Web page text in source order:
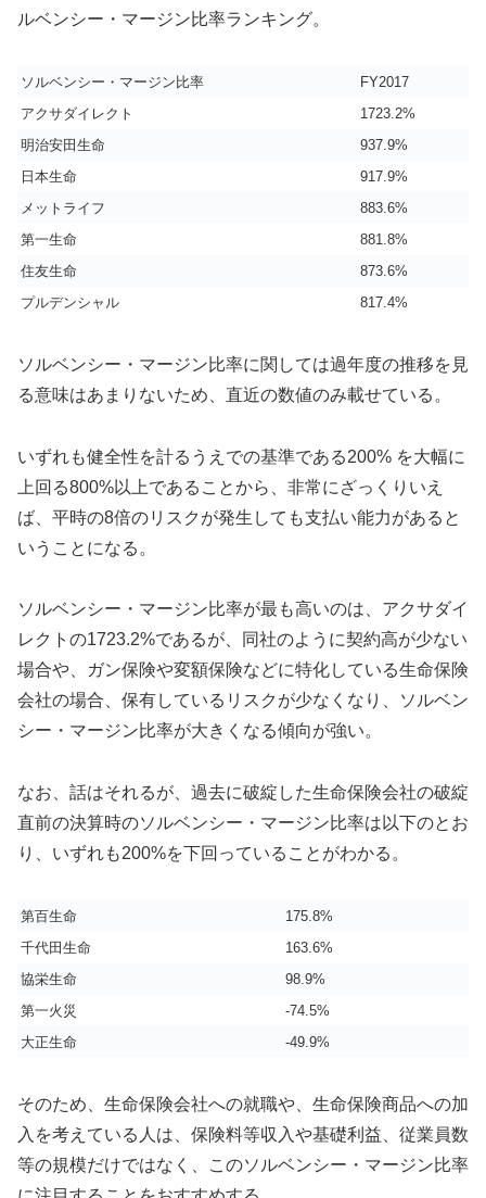
ルベンシー・マージン比率ランキング。
ソルベンシー・マージン比率
FY2017
アクサダイレクト
1723.2%
明治安田生命
937.9%
日本生命
917.9%
メットライフ
883.6%
第一生命
881.8%
住友生命
873.6%
プルデンシャル
817.4%
ソルベンシー・マージン比率に関しては過年度の推移を見
る意味はあまりないため、直近の数値のみ載せている。
いずれも健全性を計るうえでの基準である200% を大幅に
上回る800%以上であることから、非常にざっくりいえ
ば、平時の8倍のリスクが発生しても支払い能力があると
いうことになる。
ソルベンシー・マージン比率が最も高いのは、アクサダイ
レクトの1723.2%であるが、同社のように契約高が少ない
場合や、ガン保険や変額保険などに特化している生命保険
会社の場合、保有しているリスクが少なくなり、ソルベン
シー・マージン比率が大きくなる傾向が強い。
なお、話はそれるが、過去に破綻した生命保険会社の破綻
直前の決算時のソルベンシー・マージン比率は以下のとお
り、いずれも200%を下回っていることがわかる。
第百生命
175.8%
千代田生命
163.6%
協栄生命
98.9%
第一火災
-74.5%
大正生命
-49.9%
そのため、生命保険会社への就職や、生命保険商品への加
入を考えている人は、保険料等収入や基礎利益、従業員数
等の規模だけではなく、このソルベンシー・マージン比率